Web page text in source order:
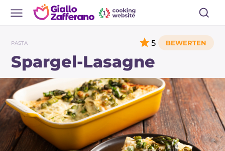
PASTA
Spargel-Lasagne
5